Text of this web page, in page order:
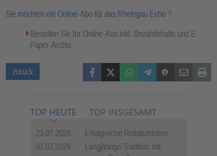
Sie möchten ein Online-Abo für das Rheingau Echo ?
Bestellen Sie Ihr Online-Abo inkl. Bezahlinhalte und E-
Paper-Archiv.
zurück FacebookX (Twitter)WhatsAppTelegramThreemaMail Print
TOP HEUTE TOP INSGESAMT
23.07.2026
Erfolgreiche Reitabzeichen
02.07.2026
Langjährige Tradition mit